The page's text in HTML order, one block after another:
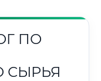
ПО
СЫРЬЯ